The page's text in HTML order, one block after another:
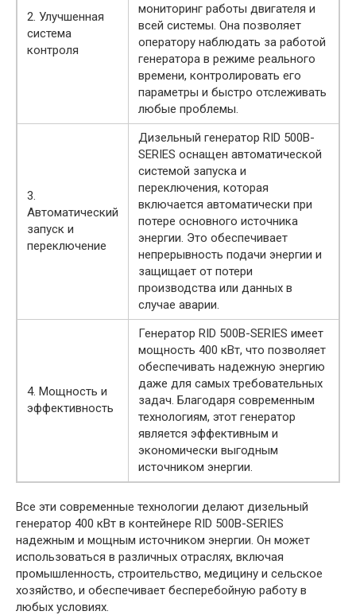
2. Улучшенная
система
контроля
мониторинг работы двигателя и
всей системы. Она позволяет
оператору наблюдать за работой
генератора в режиме реального
времени, контролировать его
параметры и быстро отслеживать
любые проблемы.
3.
Автоматический
запуск и
переключение
Дизельный генератор RID 500B-
SERIES оснащен автоматической
системой запуска и
переключения, которая
включается автоматически при
потере основного источника
энергии. Это обеспечивает
непрерывность подачи энергии и
защищает от потери
производства или данных в
случае аварии.
4. Мощность и
эффективность
Генератор RID 500B-SERIES имеет
мощность 400 кВт, что позволяет
обеспечивать надежную энергию
даже для самых требовательных
задач. Благодаря современным
технологиям, этот генератор
является эффективным и
экономически выгодным
источником энергии.
Все эти современные технологии делают дизельный
генератор 400 кВт в контейнере RID 500B-SERIES
надежным и мощным источником энергии. Он может
использоваться в различных отраслях, включая
промышленность, строительство, медицину и сельское
хозяйство, и обеспечивает бесперебойную работу в
любых условиях.